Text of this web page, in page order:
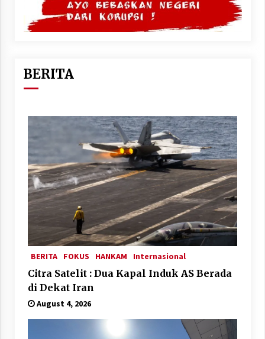
BERITA
BERITA FOKUS HANKAM Internasional
Citra Satelit : Dua Kapal Induk AS Berada
di Dekat Iran
August 4, 2026